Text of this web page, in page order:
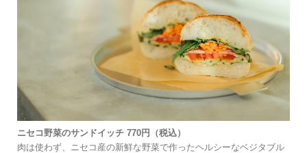
ニセコ野菜のサンドイッチ 770円（税込）
⾁は使わず、ニセコ産の新鮮な野菜で作ったヘルシーなベジタブル